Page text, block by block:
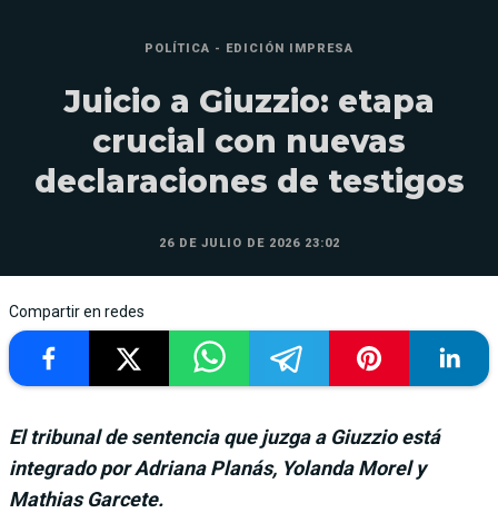
POLÍTICA - EDICIÓN IMPRESA
Juicio a Giuzzio: etapa
crucial con nuevas
declaraciones de testigos
26 DE JULIO DE 2026 23:02
Compartir en redes
El tribunal de sentencia que juzga a Giuzzio está
integrado por Adriana Planás, Yolanda Morel y
Mathias Garcete.